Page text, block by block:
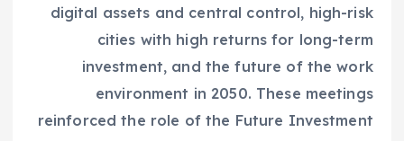
digital assets and central control, high-risk
cities with high returns for long-term
investment, and the future of the work
environment in 2050. These meetings
reinforced the role of the Future Investment